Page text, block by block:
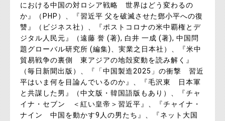
における中国の対ロシア戦略 世界はどう変わるの
か』（PHP）、『習近平 父を破滅させた鄧小平への復
讐』（ビジネス社）、『ポストコロナの米中覇権とデ
ジタル人民元』（遠藤 誉 (著), 白井 一成 (著), 中国問
題グローバル研究所 (編集)、実業之日本社）、『米中
貿易戦争の裏側 東アジアの地殻変動を読み解く』
（毎日新聞出版）、『「中国製造2025」の衝撃 習近
平はいま何を目論んでいるのか』、『毛沢東 日本軍
と共謀した男』（中文版・韓国語版もあり）、『チャ
イナ・セブン ＜紅い皇帝＞習近平』、『チャイナ・
ナイン 中国を動かす9人の男たち』、『ネット大国